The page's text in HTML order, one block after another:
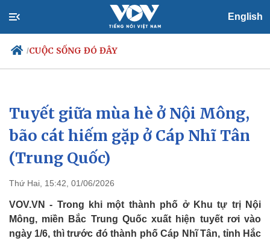
English
/CUỘC SỐNG ĐÓ ĐÂY
Chính trị
Đảng
Tổ chức nhân sự
Quốc hội
Nhận diện sự thật
Xã hội
Tin 24h
Dự báo thời tiết
Tuyết giữa mùa hè ở Nội Mông,
bão cát hiếm gặp ở Cáp Nhĩ Tân
(Trung Quốc)
Thứ Hai, 15:42, 01/06/2026
VOV.VN - Trong khi một thành phố ở Khu tự trị Nội
Mông, miền Bắc Trung Quốc xuất hiện tuyết rơi vào
ngày 1/6, thì trước đó thành phố Cáp Nhĩ Tân, tỉnh Hắc